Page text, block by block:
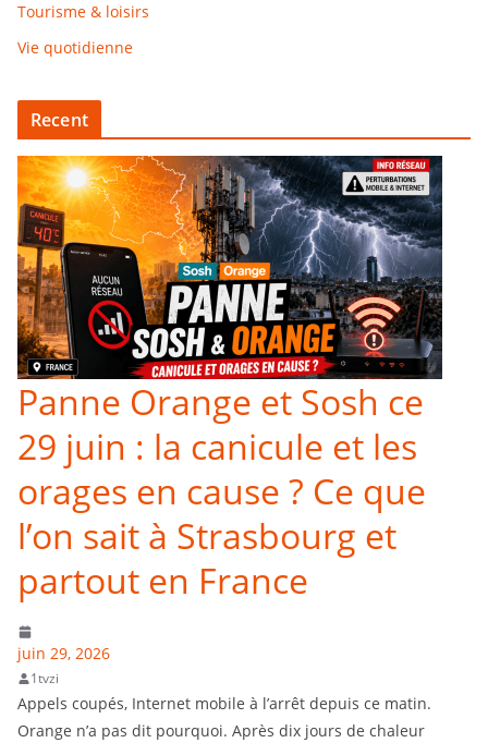
Tourisme & loisirs
Vie quotidienne
Recent
Panne Orange et Sosh ce
29 juin : la canicule et les
orages en cause ? Ce que
l’on sait à Strasbourg et
partout en France
juin 29, 2026
1tvzi
Appels coupés, Internet mobile à l’arrêt depuis ce matin.
Orange n’a pas dit pourquoi. Après dix jours de chaleur